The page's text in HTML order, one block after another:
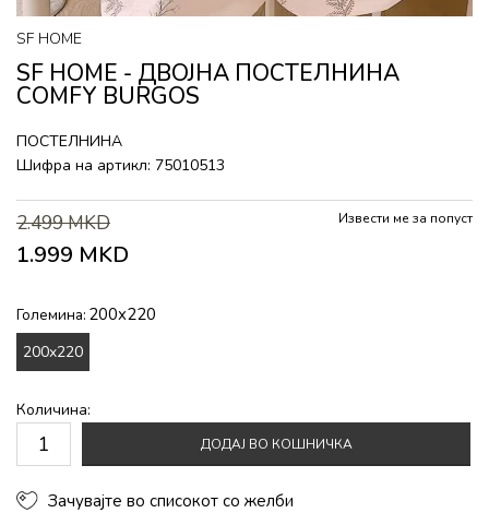
SF HOME
SF HOME - ДВОЈНА ПОСТЕЛНИНА
COMFY BURGOS
ПОСТЕЛНИНА
Шифра на артикл: 75010513
2.499MKD
1.999 MKD
Извести ме за попуст
Големина: 200x220
200x220
Количина:
ДОДАЈ ВО КОШНИЧКА
Зачувајте во списокот со желби